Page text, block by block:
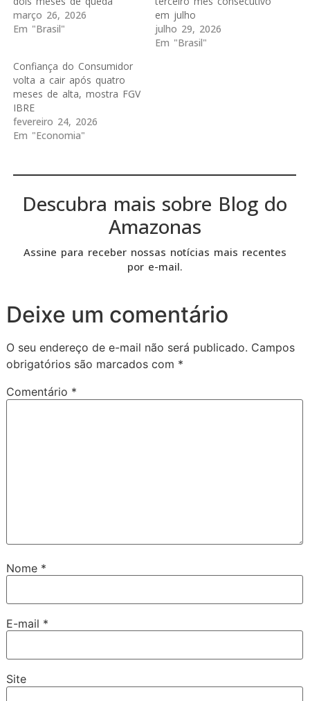
março 26, 2026
Em "Brasil"
em julho
julho 29, 2026
Em "Brasil"
Confiança do Consumidor
volta a cair após quatro
meses de alta, mostra FGV
IBRE
fevereiro 24, 2026
Em "Economia"
Descubra mais sobre Blog do
Amazonas
Assine para receber nossas notícias mais recentes
por e-mail.
Deixe um comentário
O seu endereço de e-mail não será publicado. Campos
obrigatórios são marcados com *
Comentário *
Nome *
E-mail *
Site